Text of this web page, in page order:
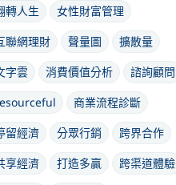
轉人生
女性財富管理
聯網理財
聲量圖
擴散量
字雲
消費價值分析
諮詢顧問
商業流程診斷
留經濟
分眾行銷
跨界合作
享經濟
打造多贏
跨渠道體驗